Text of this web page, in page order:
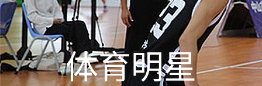
体育明星